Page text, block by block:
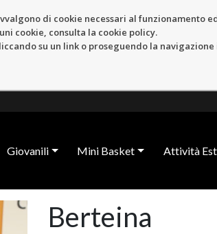
di cookie necessari al funzionamento
cookie, consulta la cookie policy.
su un link o proseguendo la
Giovanili Mini Basket Attività
Berteina